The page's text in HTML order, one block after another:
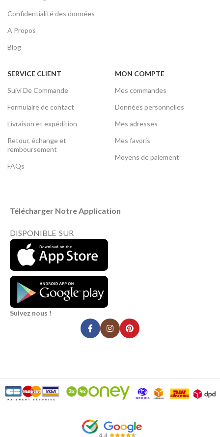
Confidentialité des données
A Propos
Blog
SERVICE CLIENT
Suivi De Commande
Formulaire de contact
Livraison et expédition
Retour, échange et
remboursement
FAQs
MON COMPTE
Mes commandes
Données personnelles
Mes adresses
Mes favoris
Moyens de paiement
Télécharger Notre Application
DISPONIBLE SUR
Suivez nous !